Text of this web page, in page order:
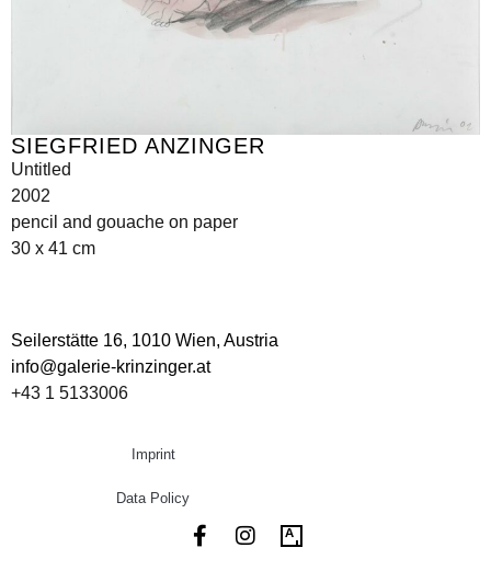
SIEGFRIED ANZINGER
Untitled
2002
pencil and gouache on paper
30 x 41 cm
Seilerstätte 16, 1010 Wien, Austria
info@galerie-krinzinger.at
+43 1 5133006
Imprint
Data Policy